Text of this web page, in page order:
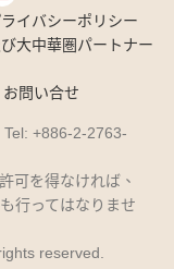
イバシーポリシー
大中華圏パートナー
お問い合せ
+886-2-2763-
可を得なければ、
行ってはなりませ
reserved.